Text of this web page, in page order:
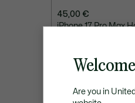
45,00 €
iPhone 17 Pro Max
Are you in